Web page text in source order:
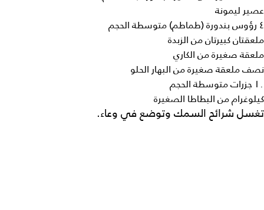
عصير ليمونة
٤ رؤوس بندورة (طماطم) متوسطة الحجم
ملعقتان كبيرتان من الزبدة
ملعقة صغيرة من الكاري
نصف ملعقة صغيرة من البهار الحلو
١٠ جزرات متوسطة الحجم
كيلوغرام من البطاطا الصغيرة
تغسل شرائح السمك وتوضع في وعاء.